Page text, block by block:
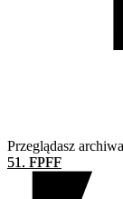
Przeglądasz
51. FPFF